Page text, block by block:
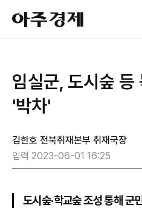
아
주
경
임실군, 도시숲 등
'박차'
김한호 전북취재본부 취재국장
입력 2023-06-01 16:25
도시숲·학교숲 조성 통해 군